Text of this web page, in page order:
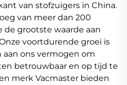
van stofzuigers in China.
van meer dan 200
grootste waarde aan
voortdurende groei is
ons vermogen om
betrouwbaar en op tijd te
merk Vacmaster bieden